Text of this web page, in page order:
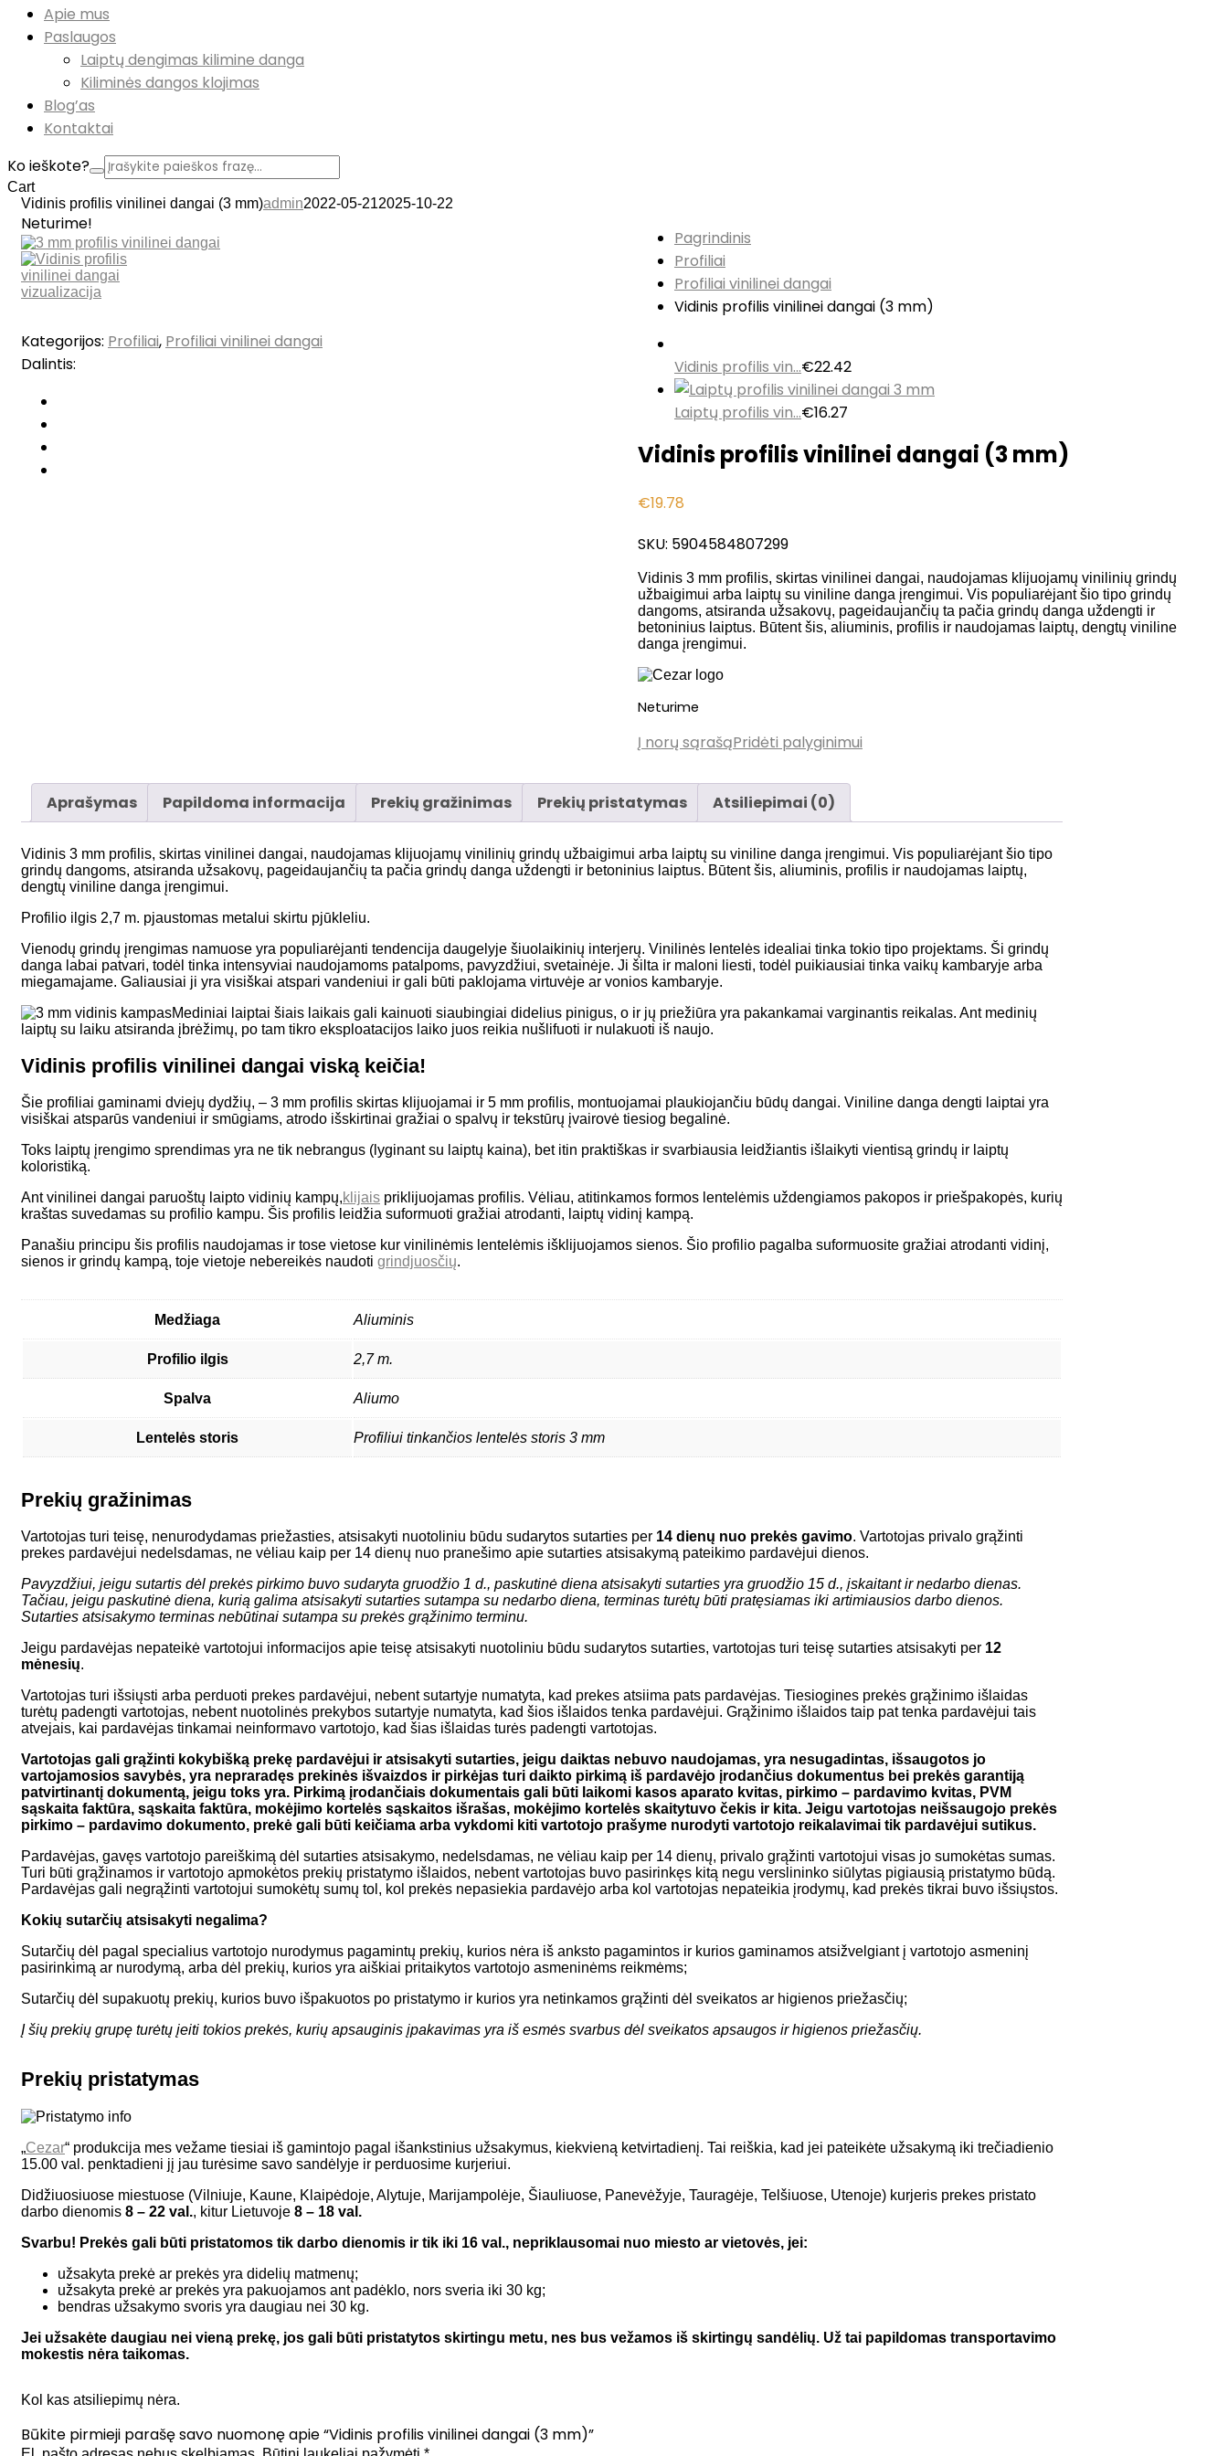
Apie mus
Paslaugos
Laiptų dengimas kilimine danga
Kiliminės dangos klojimas
Blog’as
Kontaktai
Ko ieškote?
Cart
Vidinis profilis vinilinei dangai (3 mm)admin2022-05-212025-10-22
Neturime!
Pagrindinis
Profiliai
Profiliai vinilinei dangai
Vidinis profilis vinilinei dangai (3 mm)
Vidinis profilis vin...€22.42
Laiptų profilis vin...€16.27
Vidinis profilis vinilinei dangai (3 mm)
€19.78
SKU: 5904584807299
Vidinis 3 mm profilis, skirtas vinilinei dangai, naudojamas klijuojamų vinilinių grindų
užbaigimui arba laiptų su viniline danga įrengimui. Vis populiarėjant šio tipo grindų
dangoms, atsiranda užsakovų, pageidaujančių ta pačia grindų danga uždengti ir
betoninius laiptus. Būtent šis, aliuminis, profilis ir naudojamas laiptų, dengtų viniline
danga įrengimui.
Neturime
Į norų sąrašąPridėti palyginimui
Kategorijos: Profiliai, Profiliai vinilinei dangai
Dalintis:
Aprašymas Papildoma informacija Prekių gražinimas Prekių pristatymas Atsiliepimai (0)
Vidinis 3 mm profilis, skirtas vinilinei dangai, naudojamas klijuojamų vinilinių grindų užbaigimui arba laiptų su viniline danga įrengimui. Vis populiarėjant šio tipo
grindų dangoms, atsiranda užsakovų, pageidaujančių ta pačia grindų danga uždengti ir betoninius laiptus. Būtent šis, aliuminis, profilis ir naudojamas laiptų,
dengtų viniline danga įrengimui.
Profilio ilgis 2,7 m. pjaustomas metalui skirtu pjūkleliu.
Vienodų grindų įrengimas namuose yra populiarėjanti tendencija daugelyje šiuolaikinių interjerų. Vinilinės lentelės idealiai tinka tokio tipo projektams. Ši grindų
danga labai patvari, todėl tinka intensyviai naudojamoms patalpoms, pavyzdžiui, svetainėje. Ji šilta ir maloni liesti, todėl puikiausiai tinka vaikų kambaryje arba
miegamajame. Galiausiai ji yra visiškai atspari vandeniui ir gali būti paklojama virtuvėje ar vonios kambaryje.
Mediniai laiptai šiais laikais gali kainuoti siaubingiai didelius pinigus, o ir jų priežiūra yra pakankamai varginantis reikalas. Ant medinių
laiptų su laiku atsiranda įbrėžimų, po tam tikro eksploatacijos laiko juos reikia nušlifuoti ir nulakuoti iš naujo.
Vidinis profilis vinilinei dangai viską keičia!
Šie profiliai gaminami dviejų dydžių, – 3 mm profilis skirtas klijuojamai ir 5 mm profilis, montuojamai plaukiojančiu būdų dangai. Viniline danga dengti laiptai yra
visiškai atsparūs vandeniui ir smūgiams, atrodo išskirtinai gražiai o spalvų ir tekstūrų įvairovė tiesiog begalinė.
Toks laiptų įrengimo sprendimas yra ne tik nebrangus (lyginant su laiptų kaina), bet itin praktiškas ir svarbiausia leidžiantis išlaikyti vientisą grindų ir laiptų
koloristiką.
Ant vinilinei dangai paruoštų laipto vidinių kampų,klijais priklijuojamas profilis. Vėliau, atitinkamos formos lentelėmis uždengiamos pakopos ir priešpakopės, kurių
kraštas suvedamas su profilio kampu. Šis profilis leidžia suformuoti gražiai atrodanti, laiptų vidinį kampą.
Panašiu principu šis profilis naudojamas ir tose vietose kur vinilinėmis lentelėmis išklijuojamos sienos. Šio profilio pagalba suformuosite gražiai atrodanti vidinį,
sienos ir grindų kampą, toje vietoje nebereikės naudoti grindjuosčių.
Medžiaga Aliuminis
Profilio ilgis 2,7 m.
Spalva Aliumo
Lentelės storis Profiliui tinkančios lentelės storis 3 mm
Prekių gražinimas
Vartotojas turi teisę, nenurodydamas priežasties, atsisakyti nuotoliniu būdu sudarytos sutarties per 14 dienų nuo prekės gavimo. Vartotojas privalo grąžinti
prekes pardavėjui nedelsdamas, ne vėliau kaip per 14 dienų nuo pranešimo apie sutarties atsisakymą pateikimo pardavėjui dienos.
Pavyzdžiui, jeigu sutartis dėl prekės pirkimo buvo sudaryta gruodžio 1 d., paskutinė diena atsisakyti sutarties yra gruodžio 15 d., įskaitant ir nedarbo dienas.
Tačiau, jeigu paskutinė diena, kurią galima atsisakyti sutarties sutampa su nedarbo diena, terminas turėtų būti pratęsiamas iki artimiausios darbo dienos.
Sutarties atsisakymo terminas nebūtinai sutampa su prekės grąžinimo terminu.
Jeigu pardavėjas nepateikė vartotojui informacijos apie teisę atsisakyti nuotoliniu būdu sudarytos sutarties, vartotojas turi teisę sutarties atsisakyti per 12
mėnesių.
Vartotojas turi išsiųsti arba perduoti prekes pardavėjui, nebent sutartyje numatyta, kad prekes atsiima pats pardavėjas. Tiesiogines prekės grąžinimo išlaidas
turėtų padengti vartotojas, nebent nuotolinės prekybos sutartyje numatyta, kad šios išlaidos tenka pardavėjui. Grąžinimo išlaidos taip pat tenka pardavėjui tais
atvejais, kai pardavėjas tinkamai neinformavo vartotojo, kad šias išlaidas turės padengti vartotojas.
Vartotojas gali grąžinti kokybišką prekę pardavėjui ir atsisakyti sutarties, jeigu daiktas nebuvo naudojamas, yra nesugadintas, išsaugotos jo
vartojamosios savybės, yra nepraradęs prekinės išvaizdos ir pirkėjas turi daikto pirkimą iš pardavėjo įrodančius dokumentus bei prekės garantiją
patvirtinantį dokumentą, jeigu toks yra. Pirkimą įrodančiais dokumentais gali būti laikomi kasos aparato kvitas, pirkimo – pardavimo kvitas, PVM
sąskaita faktūra, sąskaita faktūra, mokėjimo kortelės sąskaitos išrašas, mokėjimo kortelės skaitytuvo čekis ir kita. Jeigu vartotojas neišsaugojo prekės
pirkimo – pardavimo dokumento, prekė gali būti keičiama arba vykdomi kiti vartotojo prašyme nurodyti vartotojo reikalavimai tik pardavėjui sutikus.
Pardavėjas, gavęs vartotojo pareiškimą dėl sutarties atsisakymo, nedelsdamas, ne vėliau kaip per 14 dienų, privalo grąžinti vartotojui visas jo sumokėtas sumas.
Turi būti grąžinamos ir vartotojo apmokėtos prekių pristatymo išlaidos, nebent vartotojas buvo pasirinkęs kitą negu verslininko siūlytas pigiausią pristatymo būdą.
Pardavėjas gali negrąžinti vartotojui sumokėtų sumų tol, kol prekės nepasiekia pardavėjo arba kol vartotojas nepateikia įrodymų, kad prekės tikrai buvo išsiųstos.
Kokių sutarčių atsisakyti negalima?
Sutarčių dėl pagal specialius vartotojo nurodymus pagamintų prekių, kurios nėra iš anksto pagamintos ir kurios gaminamos atsižvelgiant į vartotojo asmeninį
pasirinkimą ar nurodymą, arba dėl prekių, kurios yra aiškiai pritaikytos vartotojo asmeninėms reikmėms;
Sutarčių dėl supakuotų prekių, kurios buvo išpakuotos po pristatymo ir kurios yra netinkamos grąžinti dėl sveikatos ar higienos priežasčių;
Į šių prekių grupę turėtų įeiti tokios prekės, kurių apsauginis įpakavimas yra iš esmės svarbus dėl sveikatos apsaugos ir higienos priežasčių.
Prekių pristatymas
„Cezar“ produkcija mes vežame tiesiai iš gamintojo pagal išankstinius užsakymus, kiekvieną ketvirtadienį. Tai reiškia, kad jei pateikėte užsakymą iki trečiadienio
15.00 val. penktadieni jį jau turėsime savo sandėlyje ir perduosime kurjeriui.
Didžiuosiuose miestuose (Vilniuje, Kaune, Klaipėdoje, Alytuje, Marijampolėje, Šiauliuose, Panevėžyje, Tauragėje, Telšiuose, Utenoje) kurjeris prekes pristato
darbo dienomis 8 – 22 val., kitur Lietuvoje 8 – 18 val.
Svarbu! Prekės gali būti pristatomos tik darbo dienomis ir tik iki 16 val., nepriklausomai nuo miesto ar vietovės, jei:
užsakyta prekė ar prekės yra didelių matmenų;
užsakyta prekė ar prekės yra pakuojamos ant padėklo, nors sveria iki 30 kg;
bendras užsakymo svoris yra daugiau nei 30 kg.
Jei užsakėte daugiau nei vieną prekę, jos gali būti pristatytos skirtingu metu, nes bus vežamos iš skirtingų sandėlių. Už tai papildomas transportavimo
mokestis nėra taikomas.
Kol kas atsiliepimų nėra.
Būkite pirmieji parašę savo nuomonę apie “Vidinis profilis vinilinei dangai (3 mm)”